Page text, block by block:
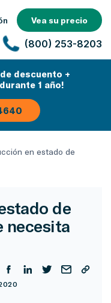
Vea su precio
(800) 253-8203
descuento +
1 año!
en estado de
de
necesita